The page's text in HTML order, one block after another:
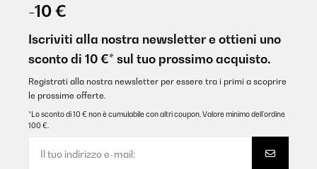
-10 €
Iscriviti alla nostra newsletter e ottieni uno
sconto di 10 €* sul tuo prossimo acquisto.
Registrati alla nostra newsletter per essere tra i primi a scoprire
le prossime offerte.
*Lo sconto di 10 € non è cumulabile con altri coupon. Valore minimo dell’ordine
100 €.